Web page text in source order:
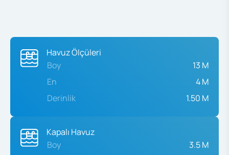
Havuz Ölçüleri
Boy
13 M
En
4 M
Derinlik
1.50 M
Kapalı Havuz
Boy
3.5 M